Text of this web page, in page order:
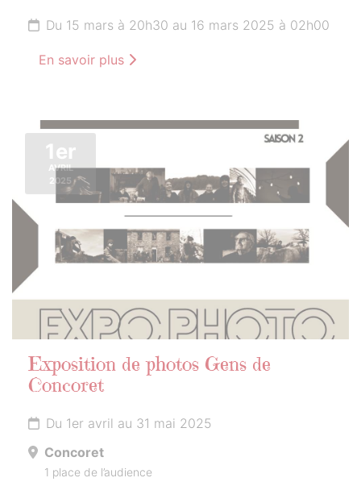
Du 15 mars à 20h30 au 16 mars 2025 à 02h00
En savoir plus
1er
AVRIL
2025
Exposition de photos Gens de
Concoret
Du 1er avril au 31 mai 2025
Concoret
1 place de l’audience